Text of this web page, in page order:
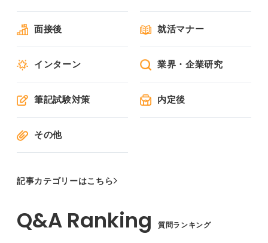
面接後 就活マナー
インターン 業界・企業研究
筆記試験対策 内定後
その他
記事カテゴリーはこちら
質問ランキング